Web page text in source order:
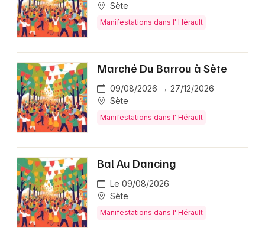
Sète
Manifestations dans l' Hérault
Marché Du Barrou à Sète
09/08/2026 → 27/12/2026
Sète
Manifestations dans l' Hérault
Bal Au Dancing
Le 09/08/2026
Sète
Manifestations dans l' Hérault